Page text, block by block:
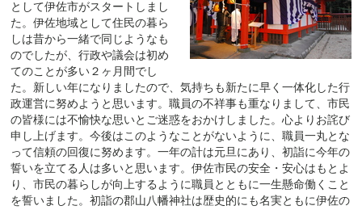
として伊佐市がスタートしまし
た。伊佐地域として住民の暮ら
しは昔から一緒で同じようなも
のでしたが、行政や議会は初め
てのことが多い２ヶ月間でし
た。新しい年になりましたので、気持ちも新たに早く一体化した行
政運営に努めようと思います。職員の不祥事も重なりまして、市民
の皆様には不愉快な思いとご迷惑をおかけしました。心よりお詫び
申し上げます。今後はこのようなことがないように、職員一丸とな
って信頼の回復に努めます。一年の計は元旦にあり、初詣に今年の
誓いを立てる人は多いと思います。伊佐市民の安全・安心はもとよ
り、市民の暮らしが向上するように職員とともに一生懸命働くこと
を誓いました。初詣の郡山八幡神社は歴史的にも名実ともに伊佐の